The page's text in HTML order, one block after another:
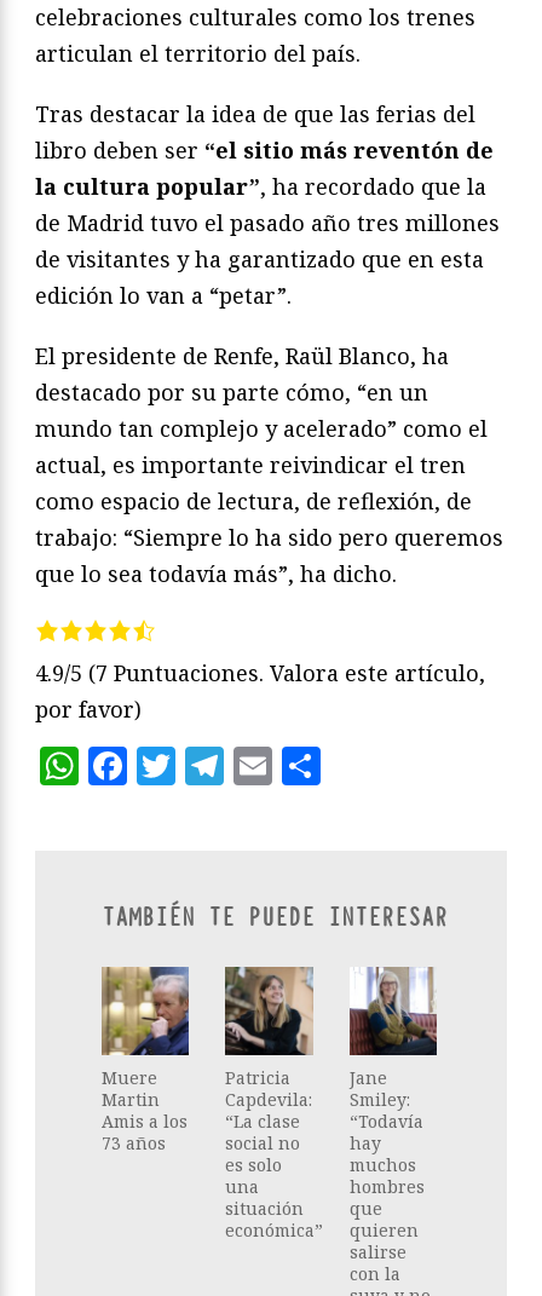
celebraciones culturales como los trenes
articulan el territorio del país.
Tras destacar la idea de que las ferias del
libro deben ser “el sitio más reventón de
la cultura popular”, ha recordado que la
de Madrid tuvo el pasado año tres millones
de visitantes y ha garantizado que en esta
edición lo van a “petar”.
El presidente de Renfe, Raül Blanco, ha
destacado por su parte cómo, “en un
mundo tan complejo y acelerado” como el
actual, es importante reivindicar el tren
como espacio de lectura, de reflexión, de
trabajo: “Siempre lo ha sido pero queremos
que lo sea todavía más”, ha dicho.
4.9/5 (7 Puntuaciones. Valora este artículo,
por favor)
WhatsApp
Facebook
Twitter
Telegram
Email
TAMBIÉN TE PUEDE INTERESAR
Muere
Martin
Amis a los
73 años
Patricia
Capdevila:
“La clase
social no
es solo
una
situación
económica”
Jane
Smiley:
“Todavía
hay
muchos
hombres
que
quieren
salirse
con la